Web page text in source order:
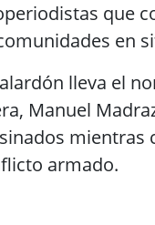
que
en
lleva el
Manuel
mientras
armado.